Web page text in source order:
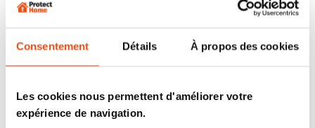
Consentement Détails À propos des cookies
Les cookies nous permettent d'améliorer votre
expérience de navigation.
moustiquaire de deux façons : en vissant (accessoires
Ergonomie :
agissant comme une deuxième porte
protectrice, cette moustiquaire est munie d'unressort
assurant unefermeture automatique
Recoupable :ajustez les dimensions du cadre
moustiquaire à celles de votre porte fenêtre.